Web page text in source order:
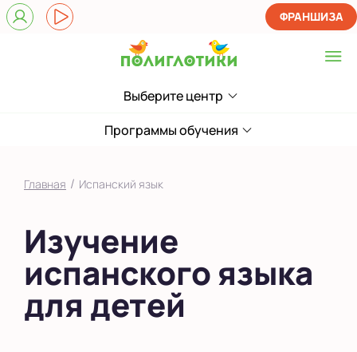
Выберите центр
Выберите центр
ЖК Царицынский
ФРАНШИЗА
Программы обучения
Главная / Испанский язык
Изучение
испанского языка
для детей